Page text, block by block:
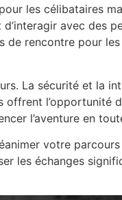
les célibataires
avec des
de rencontre pour
La sécurité et la
offrent l’opportunité
l’aventure en
votre parcours
les échanges